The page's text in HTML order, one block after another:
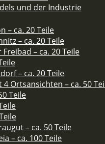
und der Industrie
– ca. 20 Teile
– ca. 20 Teile
– ca. 20 Teile
– ca. 20 Teile
Ortsansichten – ca. 50
Teile
– ca. 50 Teile
– ca. 100 Teile